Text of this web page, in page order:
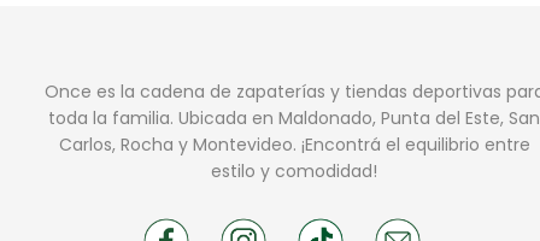
Once es la cadena de zapaterías y tiendas deportivas
toda la familia. Ubicada en Maldonado, Punta del Este, San
Carlos, Rocha y Montevideo. ¡Encontrá el equilibrio entre
estilo y comodidad!